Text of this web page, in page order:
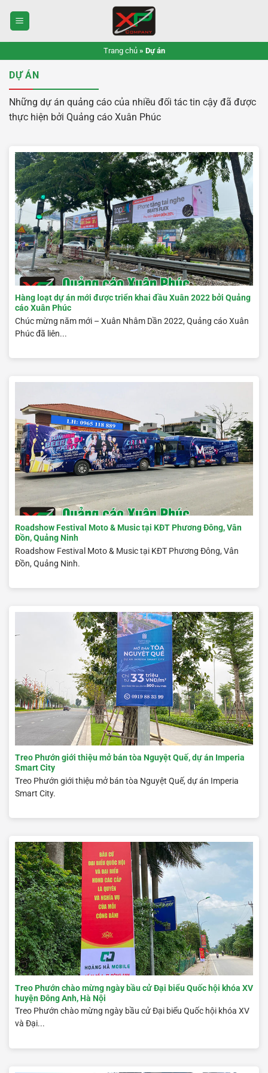
Trang chủ» Dự án
DỰ ÁN
Những dự án quảng cáo của nhiều đối tác tin cậy đã được
thực hiện bởi Quảng cáo Xuân Phúc
Hàng loạt dự án mới được triển khai đầu Xuân 2022 bởi Quảng
cáo Xuân Phúc
Chúc mừng năm mới – Xuân Nhâm Dần 2022, Quảng cáo Xuân
Phúc đã liên...
Roadshow Festival Moto & Music tại KĐT Phương Đông, Vân
Đồn, Quảng Ninh
Roadshow Festival Moto & Music tại KĐT Phương Đông, Vân
Đồn, Quảng Ninh.
Treo Phướn giới thiệu mở bán tòa Nguyệt Quế, dự án Imperia
Smart City
Treo Phướn giới thiệu mở bán tòa Nguyệt Quế, dự án Imperia
Smart City.
Treo Phướn chào mừng ngày bầu cử Đại biểu Quốc hội khóa XV
huyện Đông Anh, Hà Nội
Treo Phướn chào mừng ngày bầu cử Đại biểu Quốc hội khóa XV
và Đại...